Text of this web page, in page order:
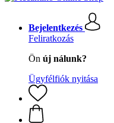
Bejelentkezés
Feliratkozás
Ön új nálunk?
Ügyfélfiók nyitása